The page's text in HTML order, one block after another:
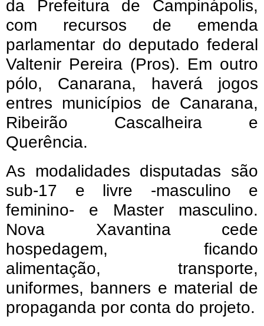
da Prefeitura de Campinápolis,
com recursos de emenda
parlamentar do deputado federal
Valtenir Pereira (Pros). Em outro
pólo, Canarana, haverá jogos
entres municípios de Canarana,
Ribeirão Cascalheira e
Querência.
As modalidades disputadas são
sub-17 e livre -masculino e
feminino- e Master masculino.
Nova Xavantina cede
hospedagem, ficando
alimentação, transporte,
uniformes, banners e material de
propaganda por conta do projeto.